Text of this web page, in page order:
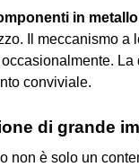
in
Il meccanismo
conviviale.
di grande
non è solo un